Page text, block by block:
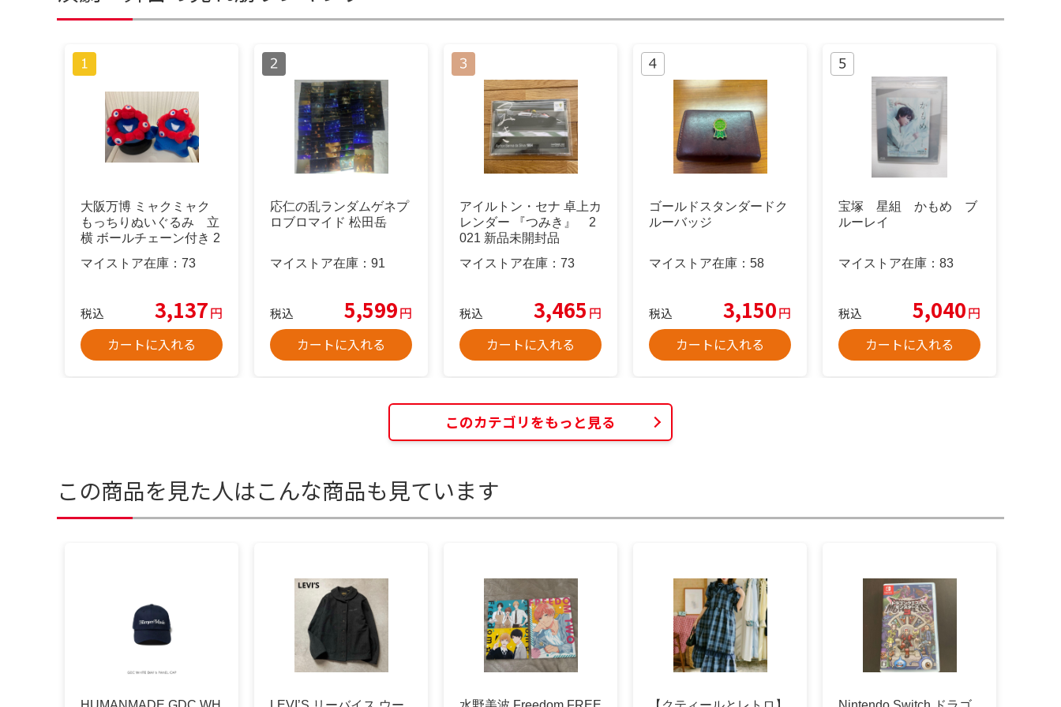
大阪万博 ミャクミャク
もっちりぬいぐるみ 立
横 ボールチェーン付き 2
マイストア在庫： 73
税込 3,137円
カートに入れる
応仁の乱ランダムゲネプ
ロブロマイド 松田岳
マイストア在庫： 91
税込 5,599円
カートに入れる
アイルトン・セナ 卓上カ
レンダー 『つみき』 2
021 新品未開封品
マイストア在庫： 73
税込 3,465 円
カートに入れる
ゴールドスタンダードク
ルーバッジ
マイストア在庫： 58
税込 3,150円
カートに入れる
宝塚 星組 かもめ ブ
ルーレイ
マイストア在庫： 83
税込 5,040円
カートに入れる
このカテゴリをもっと見る
この商品を見た人はこんな商品も見ています